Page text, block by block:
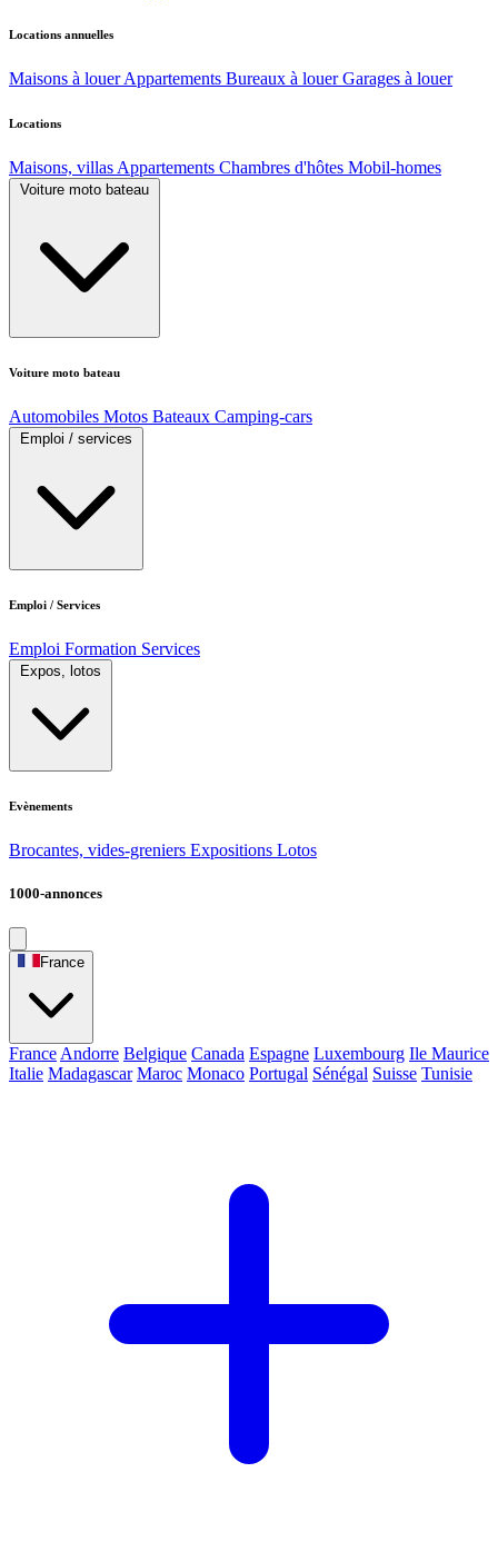
Locations annuelles
Maisons à louer Appartements Bureaux à louer Garages à louer
Locations
Maisons, villas Appartements Chambres d'hôtes Mobil-homes
Voiture moto bateau
Voiture moto bateau
Automobiles Motos Bateaux Camping-cars
Emploi / services
Emploi / Services
Emploi Formation Services
Expos, lotos
Evènements
Brocantes, vides-greniers Expositions Lotos
1000-annonces
France
France Andorre Belgique Canada Espagne Luxembourg Ile Maurice
Italie Madagascar Maroc Monaco Portugal Sénégal Suisse Tunisie